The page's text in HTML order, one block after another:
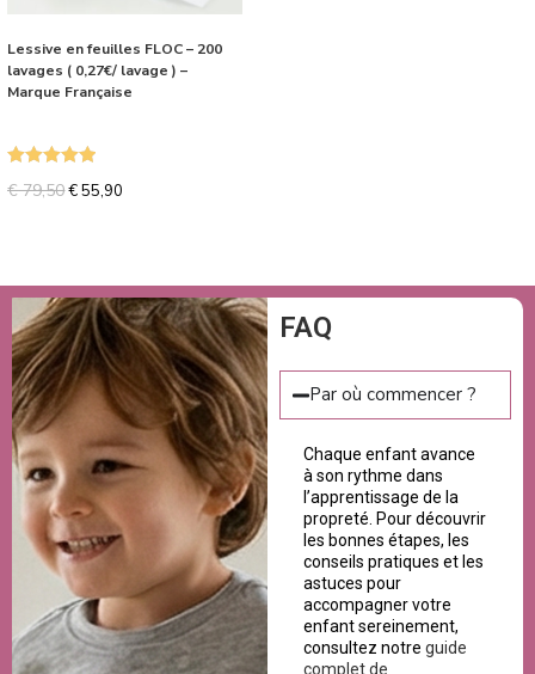
Lessive en feuilles FLOC – 200
lavages ( 0,27€/ lavage ) –
Marque Française
€79,50€55,90
FAQ
Par où commencer ?
Chaque enfant avance
à son rythme dans
l’apprentissage de la
propreté. Pour découvrir
les bonnes étapes, les
conseils pratiques et les
astuces pour
accompagner votre
enfant sereinement,
consultez notre guide
complet de